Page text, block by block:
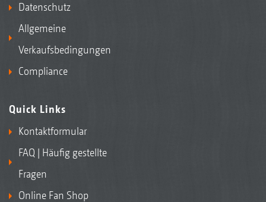
Datenschutz
Allgemeine
Verkaufsbedingungen
Compliance
Quick Links
Kontaktformular
FAQ | Häufig gestellte
Fragen
Online Fan Shop